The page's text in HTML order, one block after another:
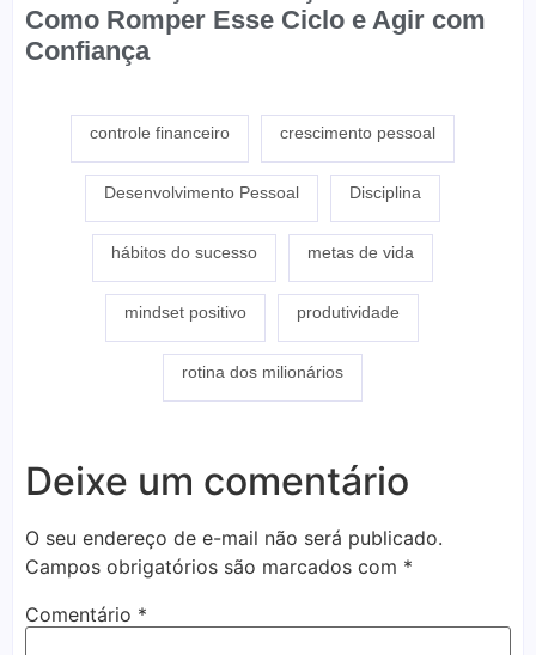
Como Romper Esse Ciclo e Agir com
Confiança
controle financeiro crescimento pessoal
Desenvolvimento Pessoal Disciplina
hábitos do sucesso metas de vida
mindset positivo produtividade
rotina dos milionários
Deixe um comentário
O seu endereço de e-mail não será publicado.
Campos obrigatórios são marcados com *
Comentário *